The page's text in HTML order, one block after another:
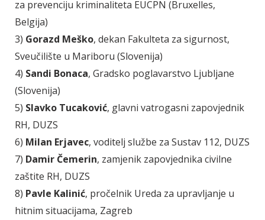
za prevenciju kriminaliteta EUCPN (Bruxelles,
Belgija)
3) Gorazd Meško, dekan Fakulteta za sigurnost,
Sveučilište u Mariboru (Slovenija)
4) Sandi Bonaca, Gradsko poglavarstvo Ljubljane
(Slovenija)
5) Slavko Tucaković, glavni vatrogasni zapovjednik
RH, DUZS
6) Milan Erjavec, voditelj službe za Sustav 112, DUZS
7) Damir Čemerin, zamjenik zapovjednika civilne
zaštite RH, DUZS
8) Pavle Kalinić, pročelnik Ureda za upravljanje u
hitnim situacijama, Zagreb